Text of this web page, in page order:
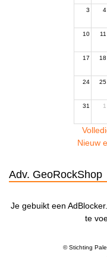
3 4
10 11
17 18
24 25
31 1
Nieuw
Adv. GeoRockShop
Je gebuikt een
te
© Stichting